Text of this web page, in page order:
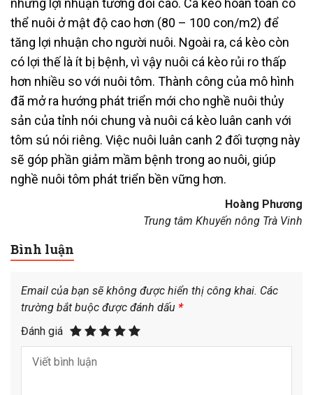
thể nuôi ở mật độ cao hơn (80 – 100 con/m2) để
tăng lợi nhuận cho người nuôi. Ngoài ra, cá kèo còn
có lợi thế là ít bị bệnh, vì vậy nuôi cá kèo rủi ro thấp
hơn nhiều so với nuôi tôm. Thành công của mô hình
đã mở ra hướng phát triển mới cho nghề nuôi thủy
sản của tỉnh nói chung và nuôi cá kèo luân canh với
tôm sú nói riêng. Việc nuôi luân canh 2 đối tượng này
sẽ góp phần giảm mầm bệnh trong ao nuôi, giúp
nghề nuôi tôm phát triển bền vững hơn.
Hoàng Phương
Trung tâm Khuyến nông Trà Vinh
Bình luận
Email của bạn sẽ không được hiển thị công khai. Các
trường bắt buộc được đánh dấu *
Đánh giá